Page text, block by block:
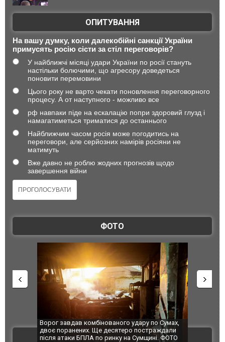
ОПИТУВАННЯ
На вашу думку, коли далекобійні санкції України
примусять росію сісти за стіл переговорів?
У найближчі місяці удари України по росії стануть
настільки болючими, що агресору доведеться
поновити перемовини
Цього року не варто чекати поновлення переговорного
процесу. А от наступного - можливо все
рф навпаки піде на ескалацію попри здоровий глузд і
намагатиметься триматися до останнього
Найближчим часом росія може погодитись на
переговори, але серйозних намірів росіяни не
матимуть
Вже давно не роблю жодних прогнозів щодо
завершення війни
ФОТО
За 2000 кілометрів від кордону з Україною: в
Єкатеринбурзі після атаки дронів загорівся
склад Wildberries. ФОТО. ВІДЕО
"Мої
ВІДЕО